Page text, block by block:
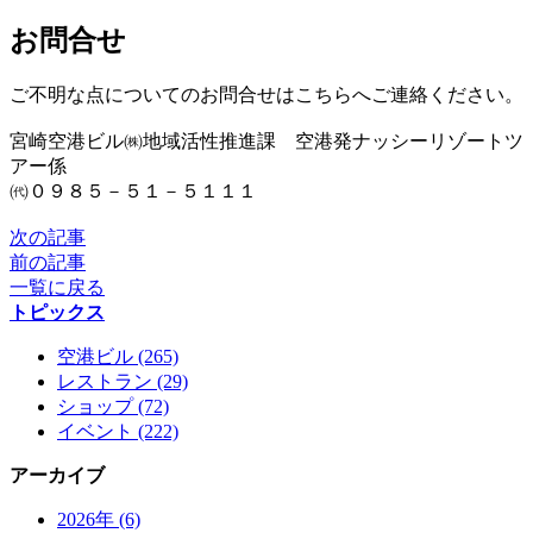
お問合せ
ご不明な点についてのお問合せはこちらへご連絡ください。
宮崎空港ビル㈱地域活性推進課 空港発ナッシーリゾートツ
アー係
㈹０９８５－５１－５１１１
次の記事
前の記事
一覧に戻る
トピックス
空港ビル (265)
レストラン (29)
ショップ (72)
イベント (222)
アーカイブ
2026年 (6)